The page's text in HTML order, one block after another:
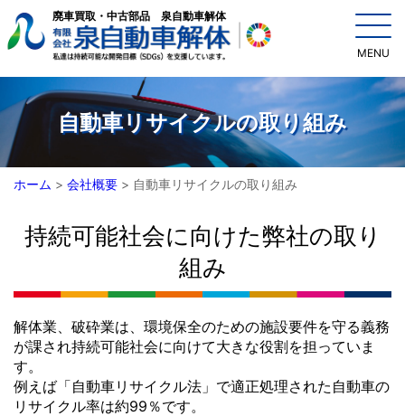
廃車買取・中古部品 泉自動車解体
MENU
自動車リサイクルの取り組み
ホーム > 会社概要 > 自動車リサイクルの取り組み
持続可能社会に向けた弊社の取り
組み
解体業、破砕業は、環境保全のための施設要件を守る義務
が課され持続可能社会に向けて大きな役割を担っていま
す。
例えば「自動車リサイクル法」で適正処理された自動車の
リサイクル率は約99％です。